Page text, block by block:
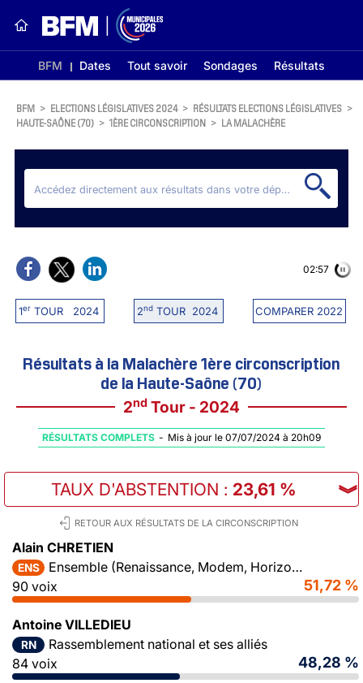
BFM Dates Tout savoir Sondages Résultats
BFM > ELECTIONS LÉGISLATIVES 2024 > RÉSULTATS ELECTIONS LÉGISLATIVES >
HAUTE-SAÔNE (70) > 1ÈRE CIRCONSCRIPTION > LA MALACHÈRE
1erTOUR 2024 2ndTOUR 2024 COMPARER 2022
02:56
Résultats à la Malachère 1ère circonscription
de la Haute-Saône (70)
2nd Tour - 2024
RÉSULTATS COMPLETS - Mis à jour le 07/07/2024 à 20h09
TAUX D'ABSTENTION : 23,61 % ︾
RETOUR AUX RÉSULTATS DE LA CIRCONSCRIPTION
Alain CHRETIEN
ENS
Ensemble (Renaissance, Modem, Horizons)
90 voix
51,72 %
Antoine VILLEDIEU
RN
Rassemblement national et ses alliés
84 voix
48,28 %